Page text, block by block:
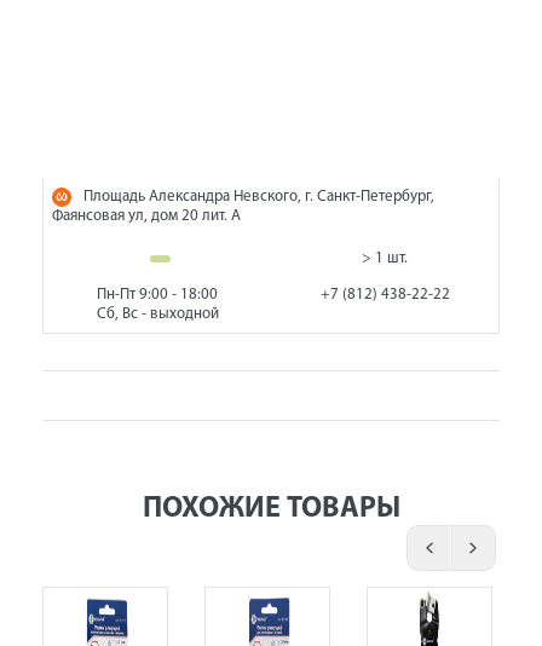
Площадь Александра Невского, г. Санкт-Петербург,
Фаянсовая ул, дом 20 лит. А
> 1 шт.
Пн-Пт 9:00 - 18:00
Сб, Вс - выходной
+7 (812) 438-22-22
ПОХОЖИЕ ТОВАРЫ